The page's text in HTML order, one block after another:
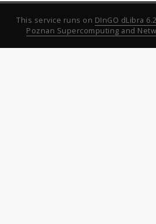
This service runs on DInGO dLibra
Poznan Supercomputing and